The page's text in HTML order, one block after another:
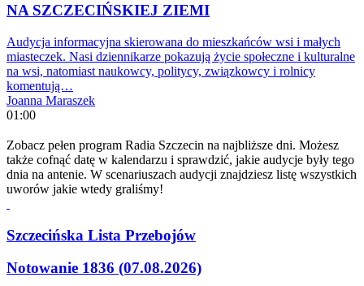
NA SZCZECIŃSKIEJ ZIEMI
Audycja informacyjna skierowana do mieszkańców wsi i małych
miasteczek. Nasi dziennikarze pokazują życie społeczne i kulturalne
na wsi, natomiast naukowcy, politycy, związkowcy i rolnicy
komentują…
Joanna Maraszek
01:00
Zobacz pełen program Radia Szczecin na najbliższe dni. Możesz
także cofnąć datę w kalendarzu i sprawdzić, jakie audycje były tego
dnia na antenie. W scenariuszach audycji znajdziesz listę wszystkich
uworów jakie wtedy graliśmy!
Szczecińska Lista Przebojów
Notowanie 1836 (07.08.2026)